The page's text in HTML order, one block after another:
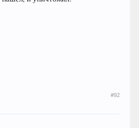
#92